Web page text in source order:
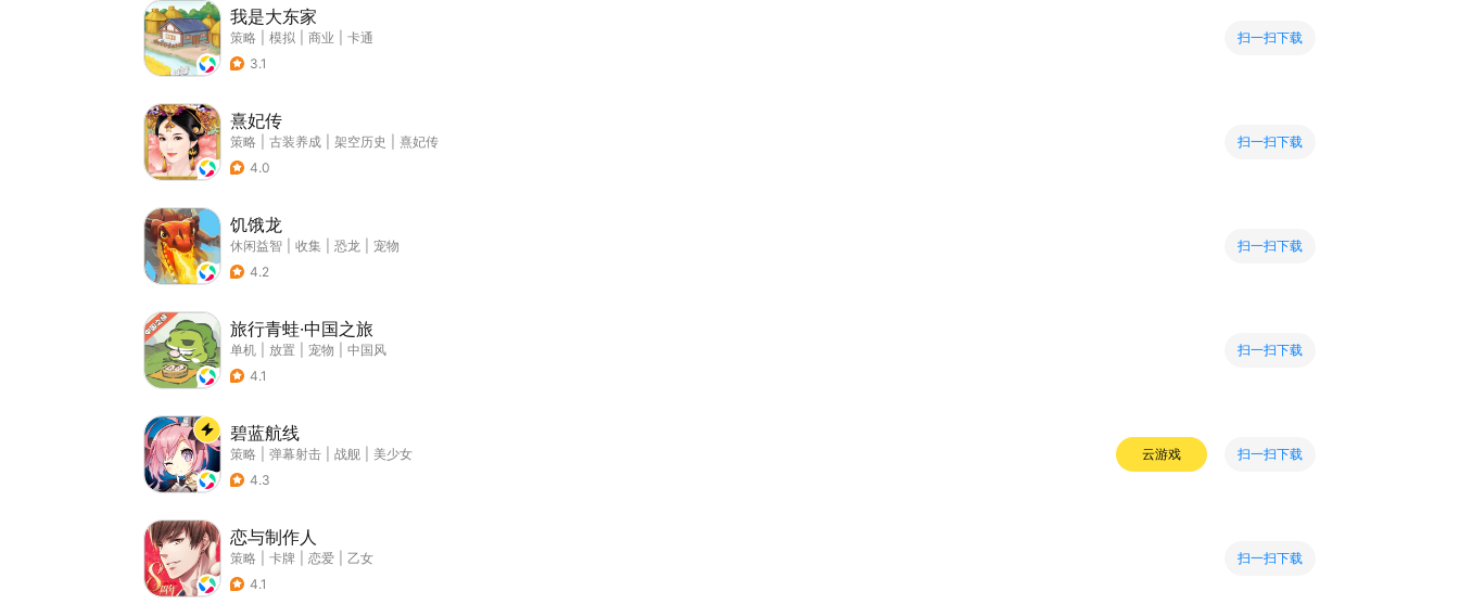
我是大东家
策略 模拟 商业
卡通
3.1
扫一扫下载
熹妃传
策略 古装养成 架空历史
熹妃传
4.0
扫一扫下载
饥饿龙
休闲益智 收集 恐龙
宠物
4.2
扫一扫下载
旅行青蛙·中国之旅
单机 放置 宠物
中国风
4.1
扫一扫下载
碧蓝航线
策略 弹幕射击 战舰
美少女
4.3
云游戏 扫一扫下载
恋与制作人
策略 卡牌 恋爱
乙女
4.1
扫一扫下载